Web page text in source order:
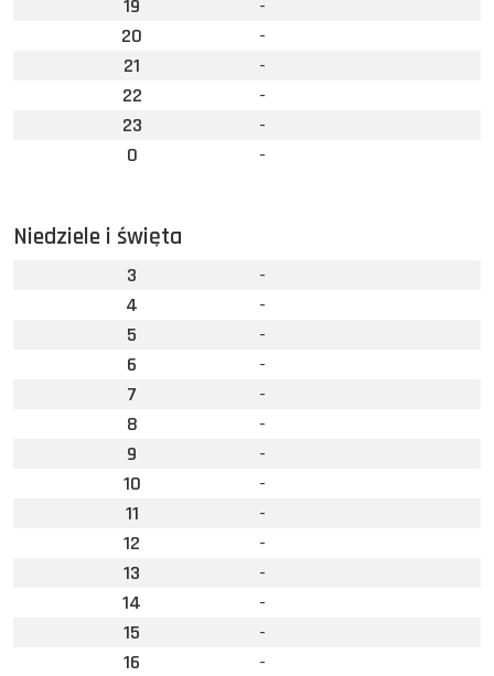
19
-
20
-
21
-
22
-
23
-
0
-
Niedziele i święta
3
-
4
-
5
-
6
-
7
-
8
-
9
-
10
-
11
-
12
-
13
-
14
-
15
-
16
-